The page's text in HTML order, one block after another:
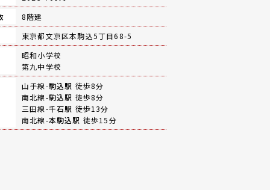
8階建
東京都文京区本駒込5丁目68-5
昭和小学校
第九中学校
山手線-駒込駅 徒歩8分
南北線-駒込駅 徒歩8分
三田線-千石駅 徒歩13分
南北線-本駒込駅 徒歩15分